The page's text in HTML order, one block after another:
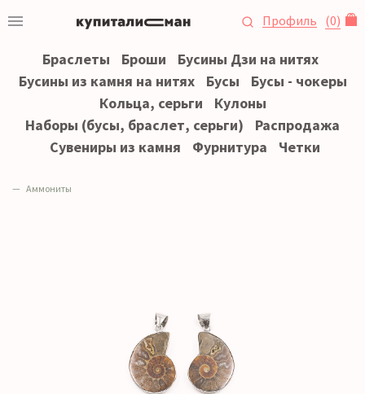
Профиль (0)
Браслеты Броши
Бусины Дзи на нитях
Бусины из камня на нитях
Бусы
Бусы - чокеры
Кольца, серьги
Кулоны
Наборы (бусы, браслет, серьги)
Распродажа
Сувениры из камня
Фурнитура Четки
Аммониты